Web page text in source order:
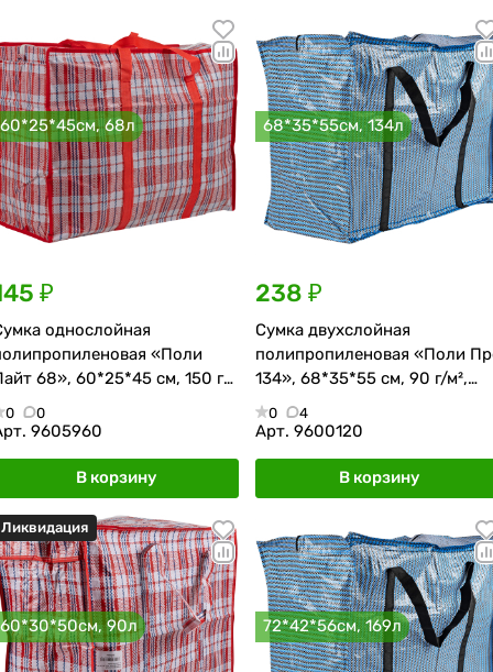
60*25*45см, 68л
₽
однослойная
«Поли
68», 60*25*45 см, 150 г/
красно-синяя
0 0
9605960
В корзину
68*35*55см, 134л
238 ₽
Сумка двухслойная
полипропиленовая «Поли
134», 68*35*55 см, 90 г/м²,
сине-чёрная
0 4
Арт. 9600120
В корзину
Ликвидация
60*30*50см, 90л 72*42*56см, 169л